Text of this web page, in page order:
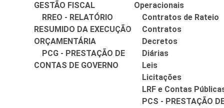
GESTÃO FISCAL
RREO - RELATÓRIO
RESUMIDO DA EXECUÇÃO
ORÇAMENTÁRIA
PCG - PRESTAÇÃO DE
CONTAS DE GOVERNO
Operacionais
Contratos de Rateio
Contratos
Decretos
Diárias
Leis
Licitações
LRF e Contas
PCS - PRESTAÇÃO